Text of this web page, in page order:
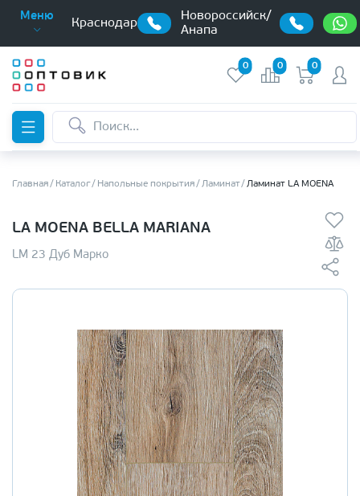
Меню
Краснодар
Новороссийск/
Анапа
0 0 0
Главная Каталог Напольные покрытия Ламинат Ламинат LA MOENA
LA MOENA BELLA MARIANA
LM 23 Дуб Марко